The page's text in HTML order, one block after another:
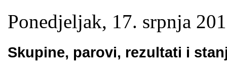
Ponedjeljak, 17. srpnja
Skupine, parovi, rezultati i